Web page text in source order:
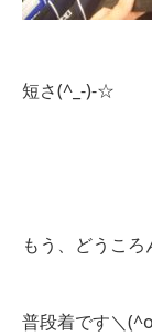
短さ(^_-)-☆
もう、どうころ
普段着です＼